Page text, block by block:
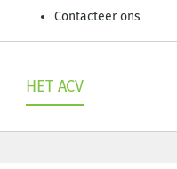
Contacteer ons
HET ACV